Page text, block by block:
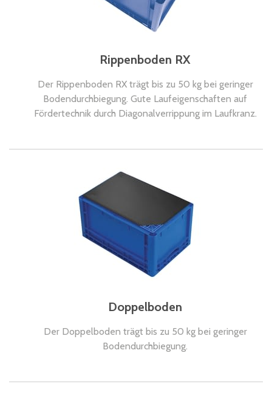
Rippenboden RX
Der Rippenboden RX trägt bis zu 50 kg bei geringer
Bodendurchbiegung. Gute Laufeigenschaften auf
Fördertechnik durch Diagonalverrippung im Laufkranz.
Doppelboden
Der Doppelboden trägt bis zu 50 kg bei geringer
Bodendurchbiegung.